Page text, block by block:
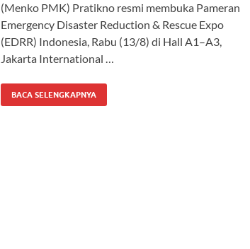
(Menko PMK) Pratikno resmi membuka Pameran
Emergency Disaster Reduction & Rescue Expo
(EDRR) Indonesia, Rabu (13/8) di Hall A1–A3,
Jakarta International …
BACA SELENGKAPNYA